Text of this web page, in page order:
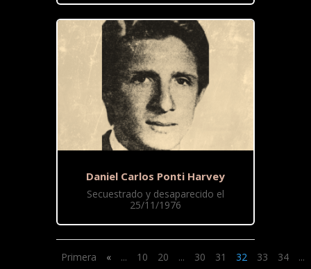
Daniel Carlos Ponti Harvey
Secuestrado y desaparecido el
25/11/1976
Primera « ... 10 20 ... 30 31 32 33 34 ...